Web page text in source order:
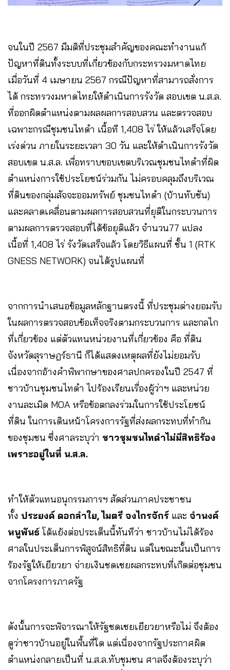
จนในปี 2567 มีมติที่ประชุมสำคัญของคณะทำงานแก้
ปัญหาที่ดินทั้งระบบที่เกี่ยวข้องกับกระทรวงมหาดไทย
เมื่อวันที่ 4 เมษายน 2567 กรณีปัญหาที่สามารถสั่งการ
ได้ กระทรวงมหาดไทยให้ดำเนินการรังวัด สอบเขต น.ส.ล.
ที่ออกผิดตำแหน่งตามผลผลการสอบสวน และตรวจสอบ
เฉพาะกรณีชุมชนไทดำ เนื้อที 1,408 ไร่ ให้แล้วเสร็จโดย
เร่งด่วน ภายในระยะเวลา 30 วัน และให้ดำเนินการรังวัด
สอบเขต น.ส.ล. เพื่อทราบขอบเขตบริเวณชุมชนไทดำที่ผิด
ตำแหน่งการใช้ประโยชน์ร่วมกัน ไม่ครอบคลุมถึงบริเวณ
ที่ดินของกลุ่มสัจจะออมทรัพย์ ชุมชนไทดำ (บ้านทับชัน)
และคลาดเคลื่อนตามผลการสอบสวนที่ยุติในกระบวนการ
ตามผลการตรวจสอบที่ได้ข้อยุติแล้ว จำนวน77 แปลง
เนื้อที่ 1,408 ไร่ รังวัดเสร็จแล้ว โดยวิธีแผนที่ ชั้น 1 (RTK
GNESS NETWORK) จนได้รูปแผนที่
จากการนำเสนอข้อมูลหลักฐานตรงนี้ ที่ประชุมต่างยอมรับ
ในผลการตรวจสอบข้อเท็จจริงตามกระบวนการ และกลไก
ที่เกี่ยวข้อง แต่ตัวแทนหน่วยงานที่เกี่ยวข้อง คือ ที่ดิน
จังหวัดสุราษฎร์ธานี ก็ได้แสดงเหตุผลที่ยังไม่ยอมรับ
เนื่องจากอ้างคำพิพากษาของศาลปกครองในปี 2547 ที่
ชาวบ้านชุมชนไทดำ ไปร้องเรียนเรื่องผู้ว่าฯ และหน่วย
งานละเมิด MOA หรือข้อตกลงร่วมในการใช้ประโยชน์
ที่ดิน ในการเดินหน้าโครงการรัฐที่ส่งผลกระทบที่ทำกิน
ของชุมชน ซึ่งศาลระบุว่า ชาวชุมชนไทดำไม่มีสิทธิร้อง
เพราะอยู่ในที่ น.ส.ล.
ทำให้ตัวแทนอนุกรรมการฯ สัดส่วนภาคประชาชน
ทั้ง ประยงค์ ดอกลำใย, ไมตรี จงไกรจักร์ และ จำนงค์
หนูพันธ์ โต้แย้งต่อประเด็นนี้ทันทีว่า ชาวบ้านไม่ได้ร้อง
ศาลในประเด็นการพิสูจน์สิทธิที่ดิน แต่ในขณะนั้นเป็นการ
ร้องรัฐให้เยียวยา จ่ายเงินชดเชยผลกระทบที่เกิดต่อชุมชน
จากโครงการภาครัฐ
ดังนั้นการจะพิจารณาให้รัฐชดเชยเยียวยาหรือไม่ จึงต้อง
ดูว่าชาวบ้านอยู่ในพื้นที่ใด แต่เนื่องจากรัฐประกาศผิด
ตำแหน่งกลายเป็นที่ น.ส.ล.ทับชุมชน ศาลจึงต้องระบุว่า